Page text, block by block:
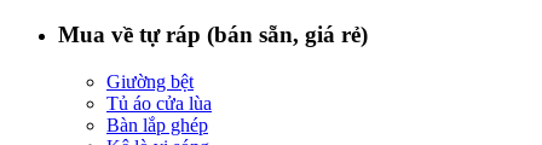
Mua về tự ráp (bán sẵn, giá rẻ)
Giường bệt
Tủ áo cửa lùa
Bàn lắp ghép